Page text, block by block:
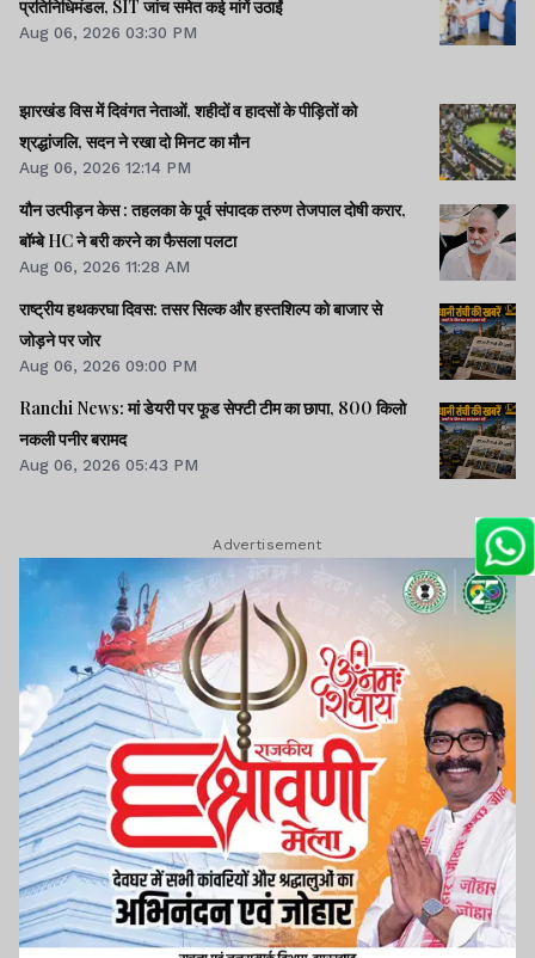
प्रतिनिधिमंडल, SIT जांच समेत कई मांगें उठाईं
Aug 06, 2026 03:30 PM
झारखंड विस में दिवंगत नेताओं, शहीदों व हादसों के पीड़ितों को
श्रद्धांजलि, सदन ने रखा दो मिनट का मौन
Aug 06, 2026 12:14 PM
यौन उत्पीड़न केस : तहलका के पूर्व संपादक तरुण तेजपाल दोषी करार,
बॉम्बे HC ने बरी करने का फैसला पलटा
Aug 06, 2026 11:28 AM
राष्ट्रीय हथकरघा दिवस: तसर सिल्क और हस्तशिल्प को बाजार से
जोड़ने पर जोर
Aug 06, 2026 09:00 PM
Ranchi News: मां डेयरी पर फूड सेफ्टी टीम का छापा, 800 किलो
नकली पनीर बरामद
Aug 06, 2026 05:43 PM
Advertisement